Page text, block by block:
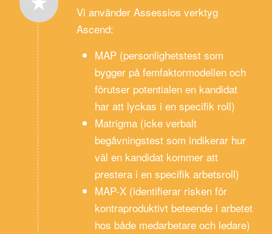
Vi använder Assessios verktyg
Ascend:
MAP (personlighetstest som
bygger på femfaktormodellen och
förutser potentialen en kandidat
har att lyckas i en specifik roll)
Matrigma (icke verbalt
begåvningstest som indikerar hur
väl en kandidat kommer att
prestera i en specifik arbetsroll)
MAP-X (identifierar risken för
kontraproduktivt beteende i arbetet
hos både medarbetare och ledare)